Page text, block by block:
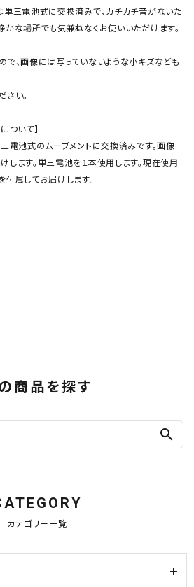
単三電池式に交換済みで、カチカチ音がないた
かな場所でも気兼ねなくお使いいただけます。
で、画像には写っていないような小キズなども
さい。
ついて】
電池式のムーブメントに交換済みです。画像
します。単三電池を１本使用します。現在使用
付属してお届けします。
商品を探す
search
カテゴリー一覧